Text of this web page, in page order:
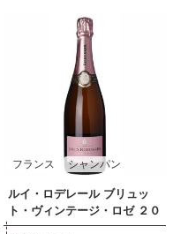
フランス シャンパン
ルイ・ロデレール ブリュッ
ト・ヴィンテージ・ロゼ ２０
１０